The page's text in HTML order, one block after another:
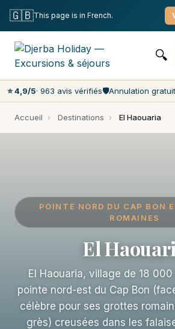
Annulation gratuite
Prix les moins chers du marché
Service
🔍
⭐ 4,9/5· 963 avis vérifiés🛡️Annulation
Accueil › Destinations › El Haouaria
POINTE NORD DU CAP BON
ROMAINES
El
El Haouaria, village de 18
pointe nord-est du Cap Bon
célèbre pour ses grottes
grès) creusées dans les
🇬🇧This page is in French.